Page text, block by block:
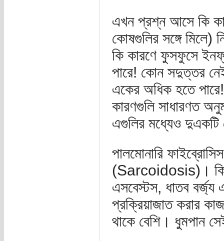
এখন প্রশ্ন আসে কি
কোষগুলির সঙ্গে মিলে)
কি কারণে ফুসফুসে
পারে! কোন সদুত্তর
একের অধিক হতে
কারণগুলি সাধারণত
এগুলির মধ্যেও দুএকটি
পালমোনারি
(Sarcoidosis)। কিছু
এসবেস্টস, ধাতব বর্জ্য
প্রক্রিয়াজাত করার
থাকে বেশি। ধুমপান